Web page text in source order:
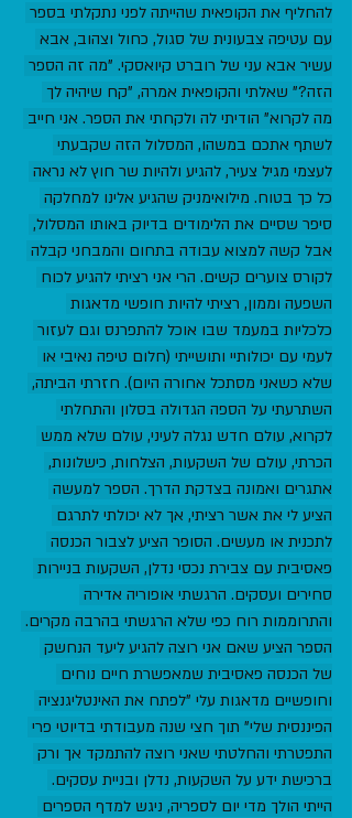
להחליף את הקופאית שהייתה לפני נתקלתי בספר
עם עטיפה צבעונית של סגול, כחול וצהוב, אבא
עשיר אבא עני של רוברט קיואסקי. "מה זה הספר
הזה?" שאלתי והקופאית אמרה, "קח שיהיה לך
מה לקרוא" הודיתי לה ולקחתי את הספר. אני חייב
לשתף אתכם במשהו, המסלול הזה שקבעתי
לעצמי מגיל צעיר, להגיע ולהיות שר חוץ לא נראה
כל כך בטוח. מילואימניק שהגיע אלינו למחלקה
סיפר שסיים את הלימודים בדיוק באותו המסלול,
אבל קשה למצוא עבודה בתחום והמבחני קבלה
לקורס צוערים קשים. הרי אני רציתי להגיע לכוח
השפעה וממון, רציתי להיות חופשי מדאגות
כלכליות במעמד שבו אוכל להתפרנס וגם לעזור
לעמי עם יכולותיי ותושייתי (חלום טיפה נאיבי או
שלא כשאני מסתכל אחורה היום). חזרתי הביתה,
השתרעתי על הספה הגדולה בסלון והתחלתי
לקרוא, עולם חדש נגלה לעיני, עולם שלא ממש
הכרתי, עולם של השקעות, הצלחות, כישלונות,
אתגרים ואמונה בצדקת הדרך. הספר למעשה
הציע לי את אשר רציתי, אך לא יכולתי לתרגם
לתכנית או מעשים. הסופר הציע לצבור הכנסה
פאסיבית עם צבירת נכסי נדלן, השקעות בניירות
סחירים ועסקים. הרגשתי אופוריה אדירה
והתרוממות רוח כפי שלא הרגשתי בהרבה מקרים.
הספר הציע שאם אני רוצה להגיע ליעד הנחשק
של הכנסה פאסיבית שמאפשרת חיים נוחים
וחופשיים מדאגות עלי "לפתח את האינטליגנציה
הפיננסית שלי" תוך חצי שנה מעבודתי בדיוטי פרי
התפטרתי והחלטתי שאני רוצה להתמקד אך ורק
ברכישת ידע על השקעות, נדלן ובניית עסקים.
הייתי הולך מדי יום לספריה, ניגש למדף הספרים